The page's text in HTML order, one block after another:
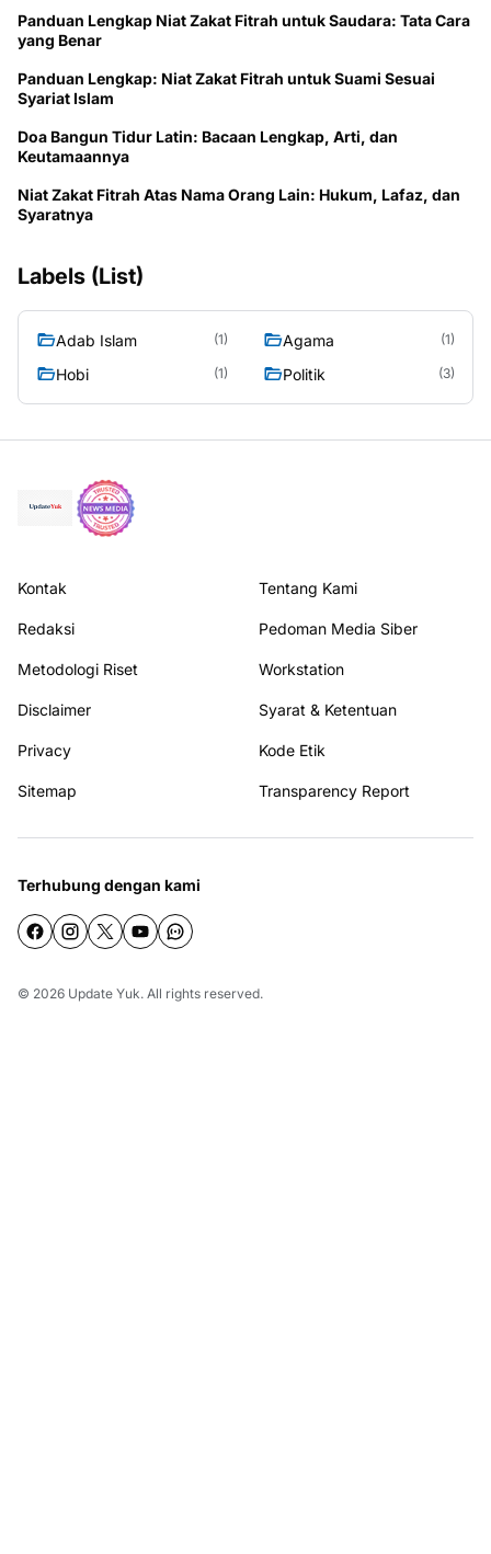
Panduan Lengkap Niat Zakat Fitrah untuk Saudara: Tata Cara
yang Benar
Panduan Lengkap: Niat Zakat Fitrah untuk Suami Sesuai
Syariat Islam
Doa Bangun Tidur Latin: Bacaan Lengkap, Arti, dan
Keutamaannya
Niat Zakat Fitrah Atas Nama Orang Lain: Hukum, Lafaz, dan
Syaratnya
Labels (List)
Adab Islam (1) Agama (1)
Hobi (1) Politik (3)
Kontak Tentang Kami
Redaksi Pedoman Media Siber
Metodologi Riset Workstation
Disclaimer Syarat & Ketentuan
Privacy Kode Etik
Sitemap Transparency Report
Terhubung dengan kami
© 2026 Update Yuk. All rights reserved.